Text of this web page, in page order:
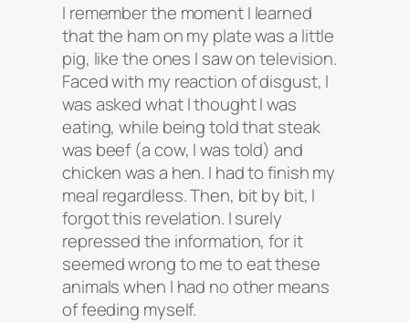
I remember the moment I learned
that the ham on my plate was a little
pig, like the ones I saw on television.
Faced with my reaction of disgust, I
was asked what I thought I was
eating, while being told that steak
was beef (a cow, I was told) and
chicken was a hen. I had to finish my
meal regardless. Then, bit by bit, I
forgot this revelation. I surely
repressed the information, for it
seemed wrong to me to eat these
animals when I had no other means
of feeding myself.